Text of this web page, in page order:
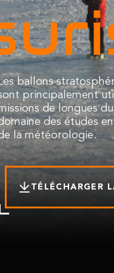
ballons
principalement
de longues
des études
la météorologie.
TÉLÉCHARGER